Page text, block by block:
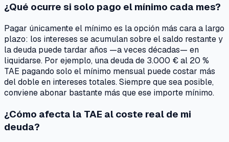
¿Qué ocurre si solo pago el mínimo cada mes?
Pagar únicamente el mínimo es la opción más cara a largo
plazo: los intereses se acumulan sobre el saldo restante y
la deuda puede tardar años —a veces décadas— en
liquidarse. Por ejemplo, una deuda de 3.000 € al 20 %
TAE pagando solo el mínimo mensual puede costar más
del doble en intereses totales. Siempre que sea posible,
conviene abonar bastante más que ese importe mínimo.
¿Cómo afecta la TAE al coste real de mi
deuda?